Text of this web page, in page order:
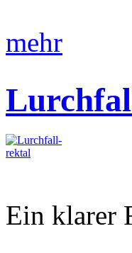
mehr
Ein klarer